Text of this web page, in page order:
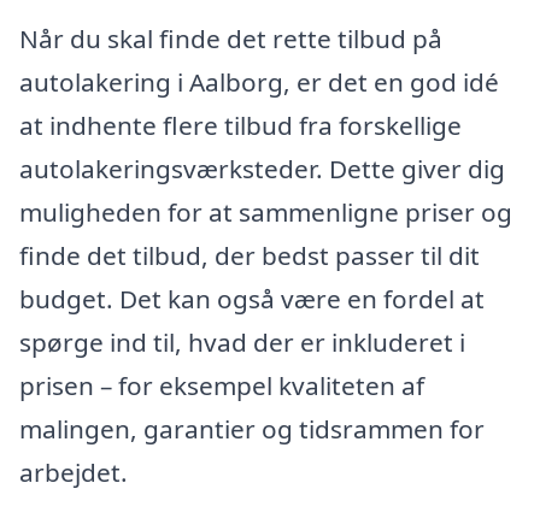
Når du skal finde det rette tilbud på
autolakering i Aalborg, er det en god idé
at indhente flere tilbud fra forskellige
autolakeringsværksteder. Dette giver dig
muligheden for at sammenligne priser og
finde det tilbud, der bedst passer til dit
budget. Det kan også være en fordel at
spørge ind til, hvad der er inkluderet i
prisen – for eksempel kvaliteten af
malingen, garantier og tidsrammen for
arbejdet.